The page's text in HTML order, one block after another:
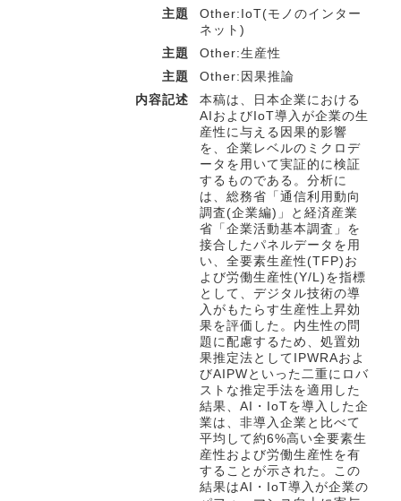
主題
Other:IoT(モノのインター
ネット)
主題
Other:生産性
主題
Other:因果推論
内容記述
本稿は、日本企業における
AIおよびIoT導入が企業の生
産性に与える因果的影響
を、企業レベルのミクロデ
ータを用いて実証的に検証
するものである。分析に
は、総務省「通信利用動向
調査(企業編)」と経済産業
省「企業活動基本調査」を
接合したパネルデータを用
い、全要素生産性(TFP)お
よび労働生産性(Y/L)を指標
として、デジタル技術の導
入がもたらす生産性上昇効
果を評価した。内生性の問
題に配慮するため、処置効
果推定法としてIPWRAおよ
びAIPWといった二重にロバ
ストな推定手法を適用した
結果、AI・IoTを導入した企
業は、非導入企業と比べて
平均して約6%高い全要素生
産性および労働生産性を有
することが示された。この
結果はAI・IoT導入が企業の